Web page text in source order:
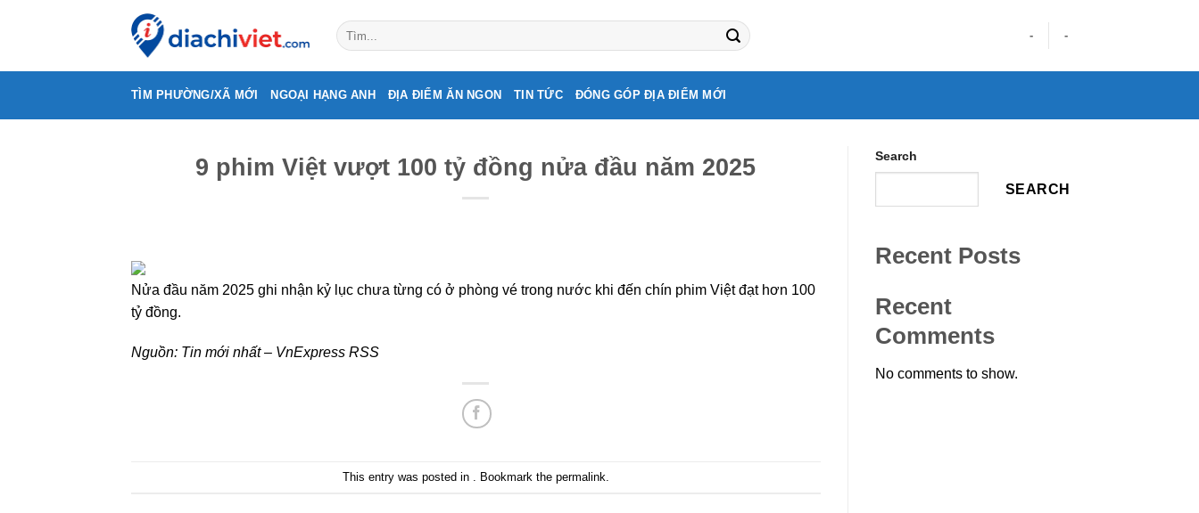
- -
TÌM PHƯỜNG/XÃ MỚI NGOẠI HẠNG ANH ĐỊA ĐIỂM ĂN NGON TIN TỨC ĐÓNG GÓP ĐỊA ĐIỂM MỚI
9 phim Việt vượt 100 tỷ đồng nửa đầu năm 2025
Nửa đầu năm 2025 ghi nhận kỷ lục chưa từng có ở phòng vé trong nước khi đến chín phim Việt đạt hơn 100
tỷ đồng.
Nguồn: Tin mới nhất – VnExpress RSS
This entry was posted in . Bookmark the permalink
Search
SEARCH
Recent Posts
Recent
Comments
No comments to show.